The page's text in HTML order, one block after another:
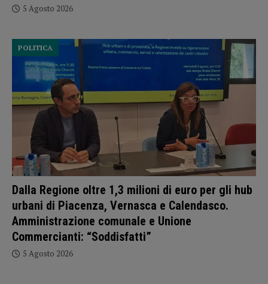
5 Agosto 2026
Dalla Regione oltre 1,3 milioni di euro per gli hub
urbani di Piacenza, Vernasca e Calendasco.
Amministrazione comunale e Unione
Commercianti: “Soddisfatti”
POLITICA
5 Agosto 2026